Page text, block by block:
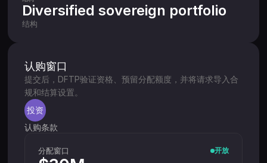
Diversified sovereign portfolio
结构
认购窗口
提交后，DFTP验证资格、预留分配额度，并将请求导入合
规和结算设置。
投资
认购条款
分配窗口 开放